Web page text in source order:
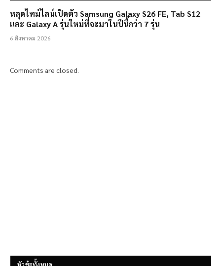
หลุดไทม์ไลน์เปิดตัว Samsung Galaxy S26 FE, Tab S12
และ Galaxy A รุ่นใหม่ที่จะมาในปีนี้กว่า 7 รุ่น
6 สิงหาคม 2026
Comments are closed.